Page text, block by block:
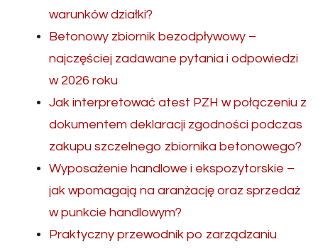
warunków działki?
Betonowy zbiornik bezodpływowy –
najczęściej zadawane pytania i odpowiedzi
w 2026 roku
Jak interpretować atest PZH w połączeniu z
dokumentem deklaracji zgodności podczas
zakupu szczelnego zbiornika betonowego?
Wyposażenie handlowe i ekspozytorskie –
jak wpomagają na aranżację oraz sprzedaż
w punkcie handlowym?
Praktyczny przewodnik po zarządzaniu